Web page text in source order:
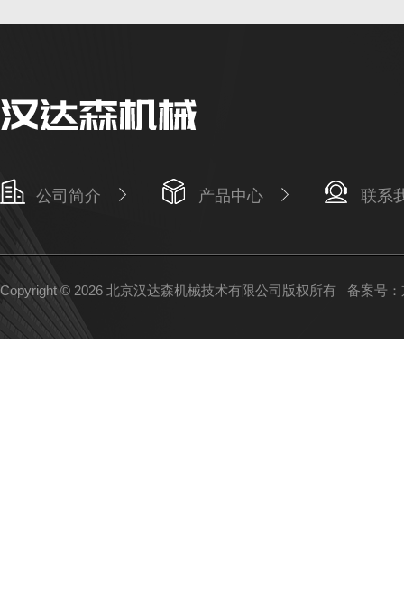
公司简介 产品中心 联系
Copyright © 2026 北京汉达森机械技术有限公司版权所有 备案号：